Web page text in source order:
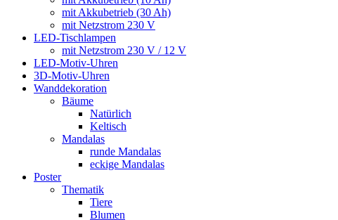
mit Akkubetrieb (30 Ah)
mit Netzstrom 230 V
LED-Tischlampen
mit Netzstrom 230 V / 12 V
LED-Motiv-Uhren
3D-Motiv-Uhren
Wanddekoration
Bäume
Natürlich
Keltisch
Mandalas
runde Mandalas
eckige Mandalas
Poster
Thematik
Tiere
Blumen